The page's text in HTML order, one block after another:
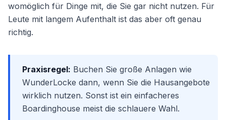
womöglich für Dinge mit, die Sie gar nicht nutzen. Für
Leute mit langem Aufenthalt ist das aber oft genau
richtig.
Praxisregel: Buchen Sie große Anlagen wie
WunderLocke dann, wenn Sie die Hausangebote
wirklich nutzen. Sonst ist ein einfacheres
Boardinghouse meist die schlauere Wahl.